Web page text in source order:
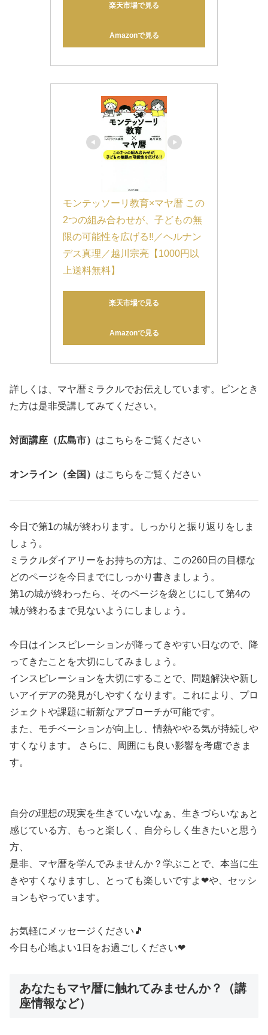
楽天市場で見る
Amazonで見る
モンテッソーリ教育×マヤ暦 この
2つの組み合わせが、子どもの無
限の可能性を広げる!!／ヘルナン
デス真理／越川宗亮【1000円以
上送料無料】
楽天市場で見る
Amazonで見る
詳しくは、マヤ暦ミラクルでお伝えしています。ピンとき
た方は是非受講してみてください。
対面講座（広島市） はこちらをご覧ください
オンライン（全国） はこちらをご覧ください
今日で第1の城が終わります。しっかりと振り返りをしま
しょう。
ミラクルダイアリーをお持ちの方は、この260日の目標な
どのページを今日までにしっかり書きましょう。
第1の城が終わったら、そのページを袋とじにして第4の
城が終わるまで見ないようにしましょう。
今日はインスピレーションが降ってきやすい日なので、降
ってきたことを大切にしてみましょう。
インスピレーションを大切にすることで、問題解決や新し
いアイデアの発見がしやすくなります。これにより、プロ
ジェクトや課題に斬新なアプローチが可能です。
また、モチベーションが向上し、情熱ややる気が持続しや
すくなります。 さらに、周囲にも良い影響を考慮できま
す。
自分の理想の現実を生きていないなぁ、生きづらいなぁと
感じている方、もっと楽しく、自分らしく生きたいと思う
方、
是非、マヤ暦を学んでみませんか？学ぶことで、本当に生
きやすくなりますし、とっても楽しいですよ❤や、セッシ
ョンもやっています。
お気軽にメッセージください🎵
今日も心地よい1日をお過ごしください❤
あなたもマヤ暦に触れてみませんか？（講
座情報など）